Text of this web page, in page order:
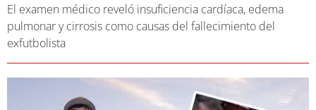
El examen médico reveló insuficiencia cardíaca, edema
pulmonar y cirrosis como causas del fallecimiento del
exfutbolista